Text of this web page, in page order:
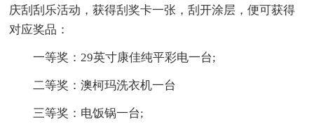
庆刮刮乐活动，获得刮奖卡一张，刮开涂层，便可获得
对应奖品：
一等奖：29英寸康佳纯平彩电一台;
二等奖：澳柯玛洗衣机一台
三等奖：电饭锅一台;